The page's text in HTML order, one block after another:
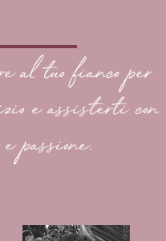
al tuo fianco per
e assisterti con
passione.